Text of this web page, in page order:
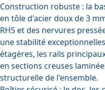
Construction robuste : la
en tôle d'acier doux de 3
RHS et des nervures
une stabilité
étagères, les rails
en sections creuses
structurelle de l'ensemble.